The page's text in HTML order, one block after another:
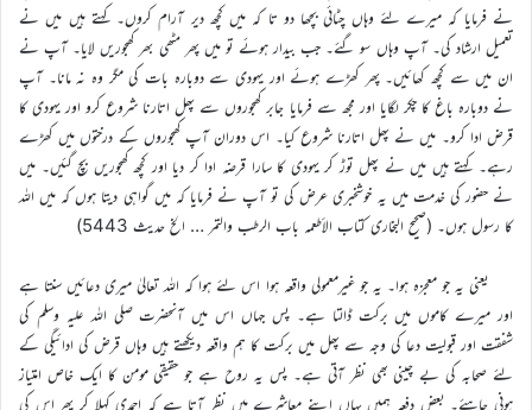
نے فرمایا کہ میرے لئے وہاں چٹائی بچھا دو تا کہ میں کچھ دیر آرام کروں۔ کہتے ہیں میں نے
تعمیل ارشاد کی۔ آپ وہاں سو گئے۔ جب بیدار ہوئے تو میں پھر مٹھی بھر کھجوریں لایا۔ آپ نے
ان میں سے کچھ کھائیں۔ پھر کھڑے ہوئے اور یہودی سے دوبارہ بات کی مگر وہ نہ مانا۔ آپ
نے دوبارہ باغ کا چکر لگایا اور مجھ سے فرمایا جابر کھجوروں سے پھل اتارنا شروع کرو اور یہودی کا
قرض ادا کرو۔ میں نے پھل اتارنا شروع کیا۔ اس دوران آپ کھجوروں کے درختوں میں کھڑے
رہے۔ کہتے ہیں میں نے پھل توڑ کر یہودی کا سارا قرضہ ادا کر دیا اور کچھ کھجوریں بچ گئیں۔ میں
نے حضور کی خدمت میں یہ خوشخبری عرض کی تو آپ نے فرمایا کہ میں گواہی دیتا ہوں کہ میں اللہ
کا رسول ہوں۔ (صحیح البخاری کتاب الأطعمہ باب الرطب والتمر … الخ حدیث 5443)
یعنی یہ جو معجزہ ہوا۔ یہ جو غیرمعمولی واقعہ ہوا اس لئے ہوا کہ اللہ تعالیٰ میری دعائیں سنتا ہے
اور میرے کاموں میں برکت ڈالتا ہے۔ پس جہاں اس میں آنحضرت صلی اللہ علیہ وسلم کی
شفقت اور قبولیت دعا کی وجہ سے پھل میں برکت کا ہم واقعہ دیکھتے ہیں وہاں قرض کی ادائیگی کے
لئے صحابہ کی بے چینی بھی نظر آتی ہے۔ پس یہ روح ہے جو حقیقی مومن کا ایک خاص امتیاز
ہونی چاہئے۔ بعض دفعہ ہمیں یہاں اپنے معاشرے میں نظر آتا ہے کہ احمدی کہلا کر پھر اس کی